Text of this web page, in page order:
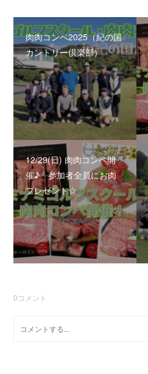
肉肉コンペ2025（紀の国
カントリー倶楽部）
12/29(日) 肉肉コンペ開
催♪ 参加者全員にお肉
プレゼント☆
0コメント